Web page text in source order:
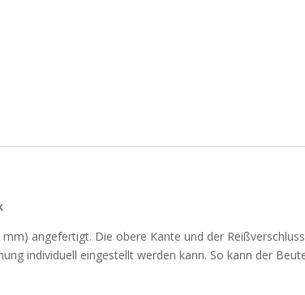
angefertigt. Die obere Kante und der
individuell eingestellt werden kann. So kann der